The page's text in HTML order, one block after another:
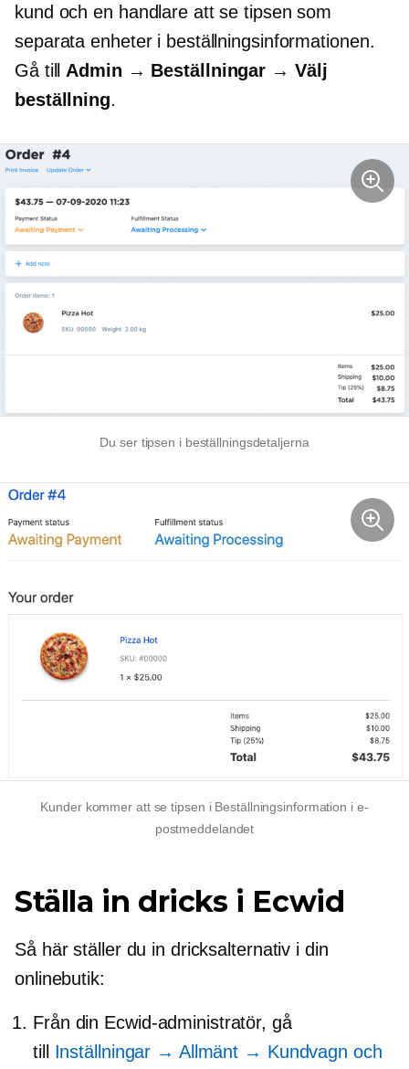
kund och en handlare att se tipsen som
separata enheter i beställningsinformationen.
Gå till Admin → Beställningar → Välj
beställning.
Du ser tipsen i beställningsdetaljerna
Kunder kommer att se tipsen i Beställningsinformation i e-
postmeddelandet
Ställa in dricks i Ecwid
Så här ställer du in dricksalternativ i din
onlinebutik:
Från din Ecwid-administratör, gå
till Inställningar → Allmänt → Kundvagn och